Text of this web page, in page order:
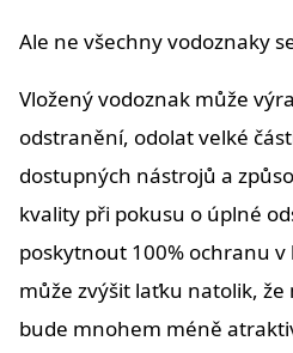
Ale ne všechny vodoznaky
Vložený vodoznak může
odstranění, odolat velké
dostupných nástrojů a
kvality při pokusu o úplné
poskytnout 100% ochranu
může zvýšit laťku natolik,
bude mnohem méně